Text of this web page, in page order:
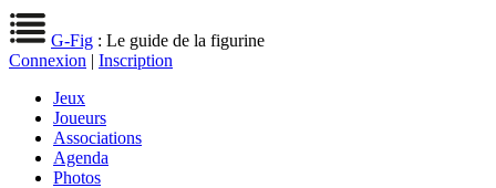
G-Fig : Le guide de la figurine
Connexion | Inscription
Jeux
Joueurs
Associations
Agenda
Photos